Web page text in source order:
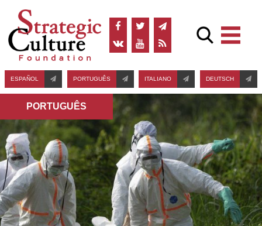
ESPAÑOL PORTUGUÊS ITALIANO DEUTSCH
PORTUGUÊS